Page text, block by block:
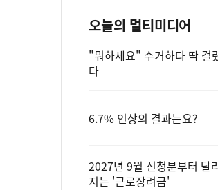
오늘의 멀티미디어
"뭐하세요" 수거하다 딱 걸
다
6.7% 인상의 결과는요?
2027년 9월 신청분부터 달
지는 '근로장려금'